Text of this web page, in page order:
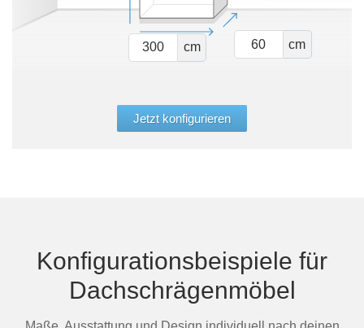
cm cm
Jetzt konfigurieren
Konfigurationsbeispiele für
Dachschrägenmöbel